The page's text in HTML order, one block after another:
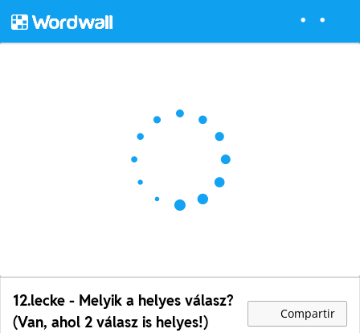
12.lecke - Melyik a helyes válasz?
(Van, ahol 2 válasz is helyes!)
Compartir